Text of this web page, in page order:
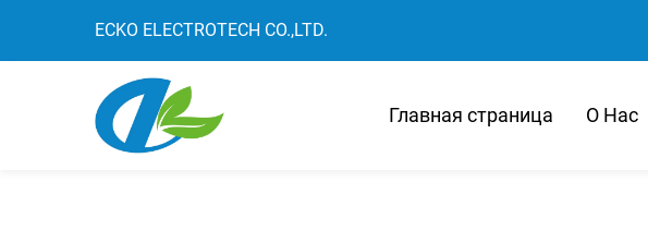
ECKO ELECTROTECH CO.,LTD.
Главная страница О Нас